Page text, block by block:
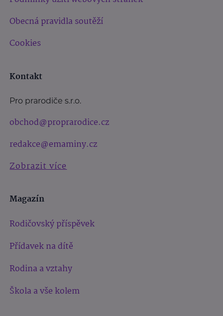
Obecná pravidla soutěží
Cookies
Kontakt
Pro prarodiče s.r.o.
obchod@proprarodice.cz
redakce@emaminy.cz
Zobrazit více
Magazín
Rodičovský příspěvek
Přídavek na dítě
Rodina a vztahy
Škola a vše kolem